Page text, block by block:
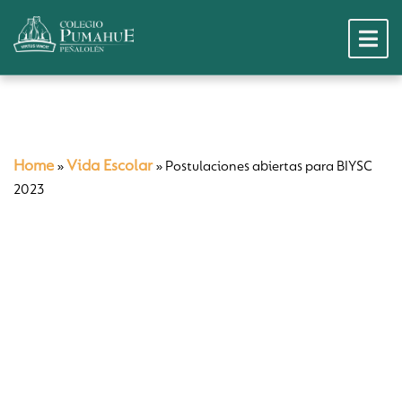
Home » Vida Escolar» Postulaciones abiertas para BIYSC
2023